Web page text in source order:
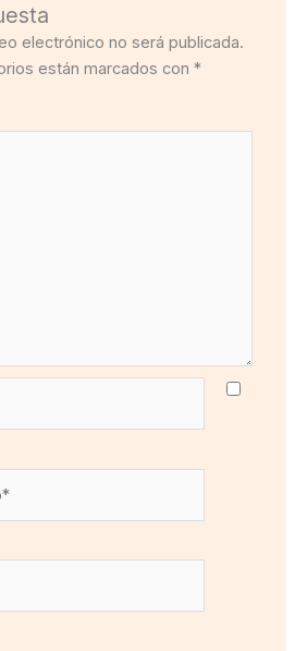
electrónico no será publicada.
están marcados con*